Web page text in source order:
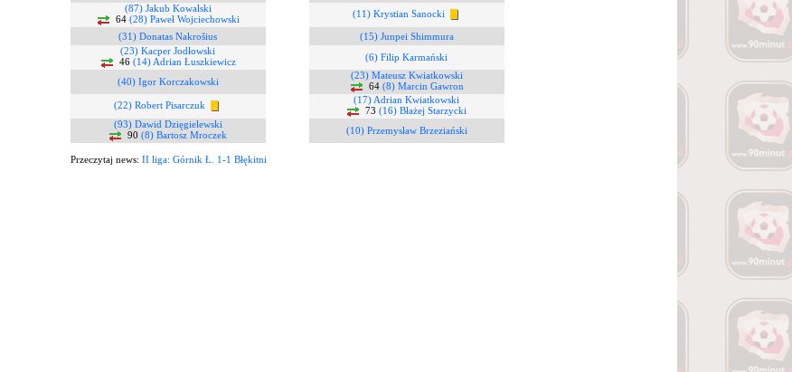
(87) Jakub Kowalski
64 (28) Paweł Wojciechowski (11) Krystian Sanocki
(31) Donatas Nakrošius
(15) Junpei Shimmura
(23) Kacper Jodłowski
46 (14) Adrian Łuszkiewicz (6) Filip Karmański
(40) Igor Korczakowski
(23) Mateusz Kwiatkowski
64 (8) Marcin Gawron
(22) Robert Pisarczuk
(17) Adrian Kwiatkowski
73 (16) Błażej Starzycki
(93) Dawid Dzięgielewski
90 (8) Bartosz Mroczek (10) Przemysław Brzeziański
Przeczytaj news: II liga: Górnik Ł. 1-1 Błękitni